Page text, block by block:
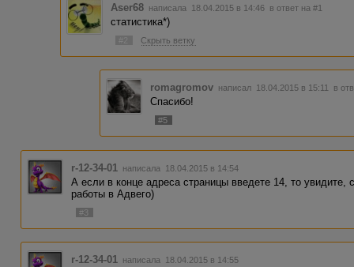
Aser68 написала 18.04.2015 в 14:46 в ответ на #1
статистика*)
Скрыть ветку
romagromov написал 18.04.2015 в 15:11 в
Спасибо!
#5
r-12-34-01 написала 18.04.2015 в 14:54
А если в конце адреса страницы введете 14, то увидите,
работы в Адвего)
#3
r-12-34-01 написала 18.04.2015 в 14:55